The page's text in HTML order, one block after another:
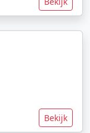
Bekijk